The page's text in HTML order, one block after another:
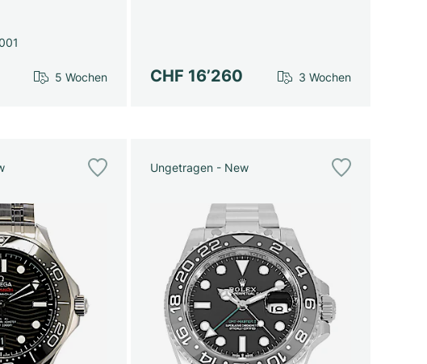
5 Wochen CHF 16’260 3 Wochen
Ungetragen - New